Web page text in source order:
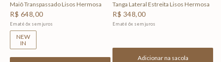
Maiô Transpassado Lisos Hermosa
R$ 648,00
Em até 6x sem juros
NEW
IN
Tanga Lateral Estreita Lisos Hermosa
R$ 348,00
Em até 6x sem juros
Adicionar na sacola